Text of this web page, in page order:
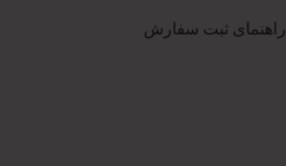
راهنمای ثبت سفارش